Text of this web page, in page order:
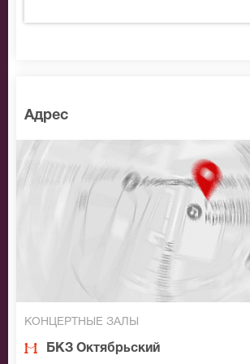
Адрес
КОНЦЕРТНЫЕ ЗАЛЫ
БКЗ Октябрьский